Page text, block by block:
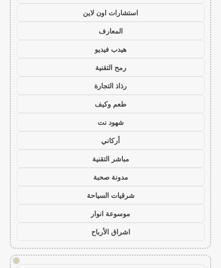
استشارات اون لاين
المعارف
هيدب فيديو
رمح التقنية
رذاذ التجارة
طعم وكيف
شهود نت
أركاني
مباشر التقنية
مدونة صحبة
شرقيات السياحة
موسوعة انوار
اشراق الأرباح
!